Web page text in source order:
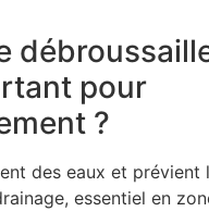
pour
?
des eaux et prévient
essentiel en